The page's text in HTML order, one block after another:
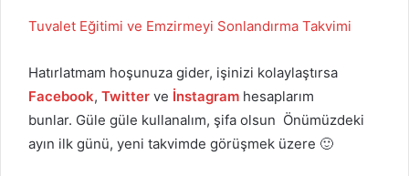
Tuvalet Eğitimi ve Emzirmeyi Sonlandırma Takvimi
Hatırlatmam hoşunuza gider, işinizi kolaylaştırsa
Facebook, Twitter ve İnstagram hesaplarım
bunlar. Güle güle kullanalım, şifa olsun Önümüzdeki
ayın ilk günü, yeni takvimde görüşmek üzere 🙂